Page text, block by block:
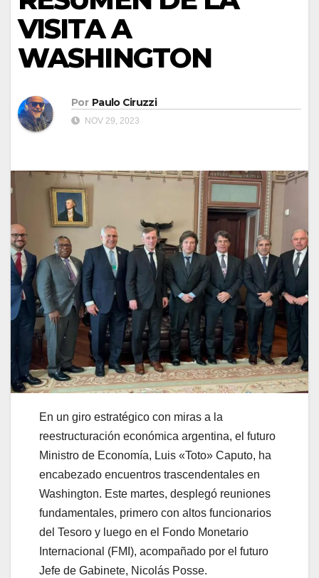
VISITA A
WASHINGTON
Por Paulo Ciruzzi
NOV 29, 2023
En un giro estratégico con miras a la
reestructuración económica argentina, el futuro
Ministro de Economía, Luis «Toto» Caputo, ha
encabezado encuentros trascendentales en
Washington. Este martes, desplegó reuniones
fundamentales, primero con altos funcionarios
del Tesoro y luego en el Fondo Monetario
Internacional (FMI), acompañado por el futuro
Jefe de Gabinete, Nicolás Posse.